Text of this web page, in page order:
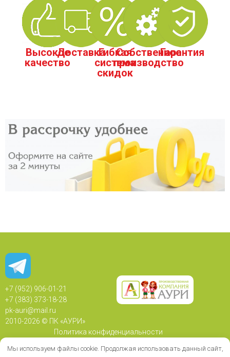
Высокое
качество
ДоставкаГибкая
система
скидок
Собственное
производство
Гарантия
+7 (952) 906-01-21
+7 (383) 373-18-28
pk-auri@mail.ru
2010-2026 © ПК «АУРИ»
Политика конфиденциальности
Согласие на обработку персональных данных
Мы используем файлы cookie. Продолжая использовать данный сайт,